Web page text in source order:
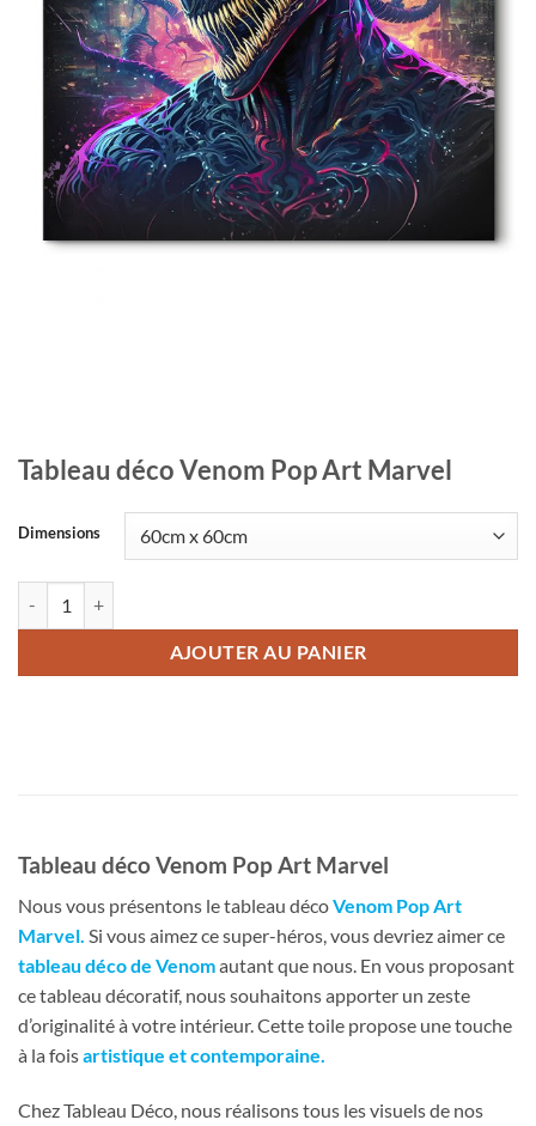
Tableau déco Venom Pop Art Marvel
Dimensions
AJOUTER AU PANIER
Tableau déco Venom Pop Art Marvel
Nous vous présentons le tableau décoVenom Pop Art
Marvel. Si vous aimez ce super-héros, vous devriez aimer ce
tableau déco de Venomautant que nous. En vous proposant
ce tableau décoratif, nous souhaitons apporter un zeste
d’originalité à votre intérieur. Cette toile propose une touche
à la foisartistique et contemporaine.
Chez Tableau Déco, nous réalisons tous les visuels de nos